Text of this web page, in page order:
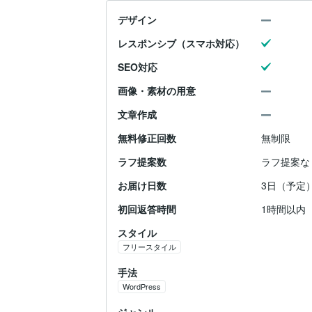
デザイン
レスポンシブ（スマホ対応）
SEO対応
画像・素材の用意
文章作成
無料修正回数
無制限
ラフ提案数
ラフ提案な
お届け日数
3日（予定）
初回返答時間
1時間以内
スタイル
フリースタイル
手法
WordPress